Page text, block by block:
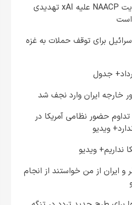
وزارت دادگستری آمریکا: شکایت NAACP علیه xAI تهدیدی
است
برای توقف حملات به غزه
خارجه ایران وارد نجف شد
حضور نظامی آمریکا در
ویدیو
نداریم+ ویدیو
و ایران از من خواستند از انجام